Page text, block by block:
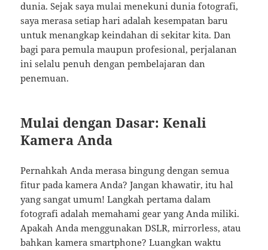
dunia. Sejak saya mulai menekuni dunia fotografi,
saya merasa setiap hari adalah kesempatan baru
untuk menangkap keindahan di sekitar kita. Dan
bagi para pemula maupun profesional, perjalanan
ini selalu penuh dengan pembelajaran dan
penemuan.
Mulai dengan Dasar: Kenali
Kamera Anda
Pernahkah Anda merasa bingung dengan semua
fitur pada kamera Anda? Jangan khawatir, itu hal
yang sangat umum! Langkah pertama dalam
fotografi adalah memahami gear yang Anda miliki.
Apakah Anda menggunakan DSLR, mirrorless, atau
bahkan kamera smartphone? Luangkan waktu